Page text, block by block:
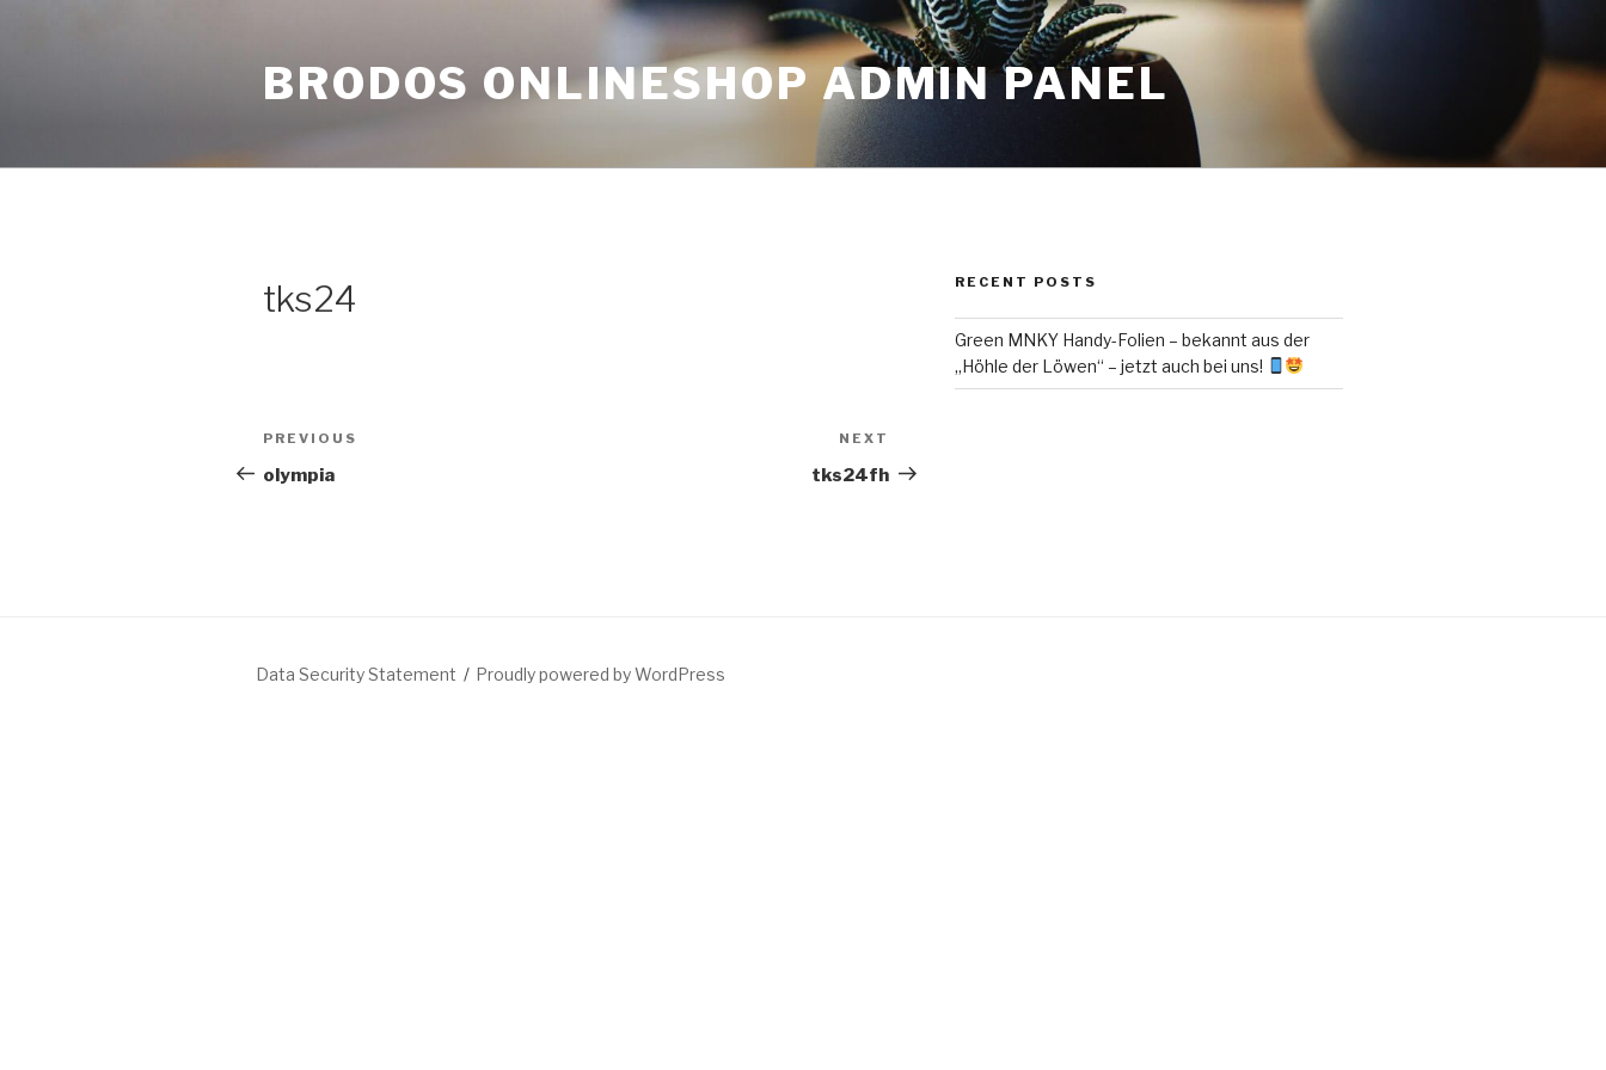
BRODOS ONLINESHOP ADMIN PANEL
tks24
Post
navigation
Previous
Post
PREVIOUS
olympia
Post
NEXT
tks24fh
RECENT POSTS
Green MNKY Handy-Folien – bekannt aus der
„Höhle der Löwen“ – jetzt auch bei uns!
Data Security Statement Proudly powered by WordPress